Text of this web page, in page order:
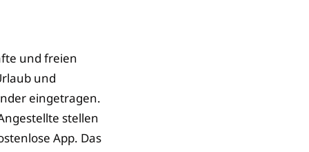
und freien
und
eingetragen.
stellen
App. Das